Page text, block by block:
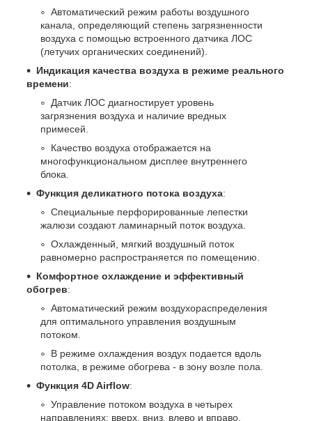
Автоматический режим работы воздушного
канала, определяющий степень загрязненности
воздуха с помощью встроенного датчика ЛОС
(летучих органических соединений).
Индикация качества воздуха в режиме реального
времени:
Датчик ЛОС диагностирует уровень
загрязнения воздуха и наличие вредных
примесей.
Качество воздуха отображается на
многофункциональном дисплее внутреннего
блока.
Функция деликатного потока воздуха:
Специальные перфорированные лепестки
жалюзи создают ламинарный поток воздуха.
Охлажденный, мягкий воздушный поток
равномерно распространяется по помещению.
Комфортное охлаждение и эффективный
обогрев:
Автоматический режим воздухораспределения
для оптимального управления воздушным
потоком.
В режиме охлаждения воздух подается вдоль
потолка, в режиме обогрева - в зону возле пола.
Функция 4D Airflow:
Управление потоком воздуха в четырех
направлениях: вверх, вниз, влево и вправо.